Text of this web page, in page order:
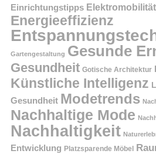
Einrichtungstipps Elektromobilität
Energieeffizienz
Gartengestaltung Gesunde
Gesundheit Gotische Architektur
Künstliche Intelligenz
Gesundheit Modetrends
Nachhaltige Mode
Nachhaltigkeit
Entwicklung Platzsparende Möbel